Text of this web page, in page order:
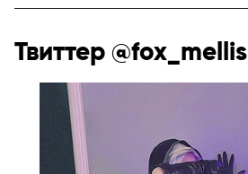
Твиттер @fox_mellis